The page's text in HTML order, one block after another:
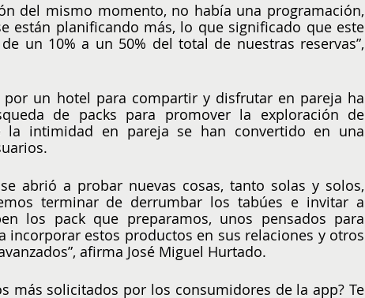
del mismo momento, no había una programación,
están planificando más, lo que significado que este
un 10% a un 50% del total de nuestras reservas”,
por un hotel para compartir y disfrutar en pareja ha
de packs para promover la exploración de
la intimidad en pareja se han convertido en una
abrió a probar nuevas cosas, tanto solas y solos,
terminar de derrumbar los tabúes e invitar a
los pack que preparamos, unos pensados para
incorporar estos productos en sus relaciones y otros
afirma José Miguel Hurtado.
más solicitados por los consumidores de la app? Te